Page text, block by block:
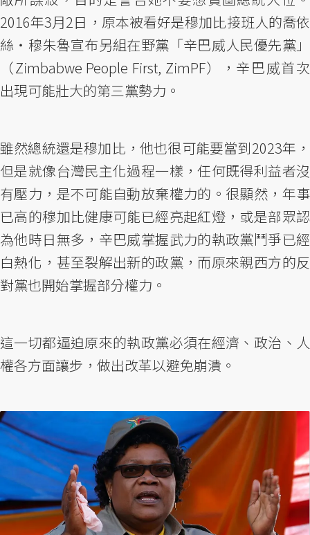
2016年3月2日，原本被看好是穆加比接班人的喬依
絲‧穆朱魯宣布另組在野黨「辛巴威人民優先黨」
（Zimbabwe People First, ZimPF），辛巴威首次
出現可能壯大的第三黨勢力。
雖然總統還是穆加比，他也很可能要當到2023年，
但是就像台灣民主化過程一樣，任何既得利益者沒
有壓力，是不可能自動放棄權力的。很顯然，年事
已高的穆加比健康可能已經亮起紅燈，或是部眾認
為他時日無多，辛巴威掌握武力的執政黨鬥爭已經
白熱化，甚至裂解出新的政黨，而原來親西方的反
對黨也開始掌握部分權力。
這一切都逼迫原來的執政黨必須在經濟、政治、人
權各方面讓步，做出改革以避免崩潰。